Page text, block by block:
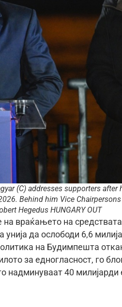
(C) addresses supporters after
Behind him Vice
Hegedus HUNGARY OUT
враќањето на средствата
да ослободи 6,6
на Будимпешта
за едногласност, го
40 милијарди